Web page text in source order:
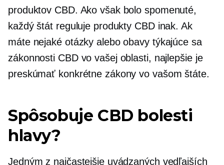
produktov CBD. Ako však bolo spomenuté,
každý štát reguluje produkty CBD inak. Ak
máte nejaké otázky alebo obavy týkajúce sa
zákonnosti CBD vo vašej oblasti, najlepšie je
preskúmať konkrétne zákony vo vašom štáte.
Spôsobuje CBD bolesti
hlavy?
Jedným z najčastejšie uvádzaných vedľajších